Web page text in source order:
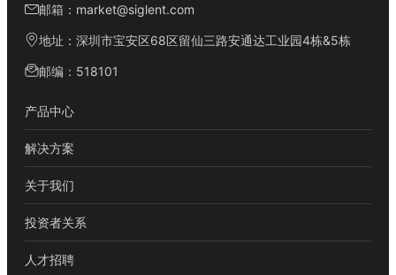
邮箱：market@siglent.com
地址：深圳市宝安区68区留仙三路安通达工业园4栋&5栋
邮编：518101
产品中心
解决方案
关于我们
投资者关系
人才招聘